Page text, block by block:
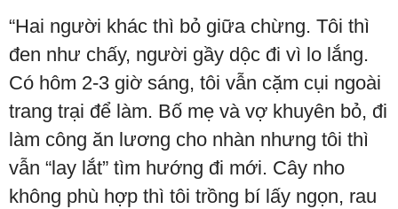
“Hai người khác thì bỏ giữa chừng. Tôi thì
đen như chấy, người gầy dộc đi vì lo lắng.
Có hôm 2-3 giờ sáng, tôi vẫn cặm cụi ngoài
trang trại để làm. Bố mẹ và vợ khuyên bỏ, đi
làm công ăn lương cho nhàn nhưng tôi thì
vẫn “lay lắt” tìm hướng đi mới. Cây nho
không phù hợp thì tôi trồng bí lấy ngọn, rau